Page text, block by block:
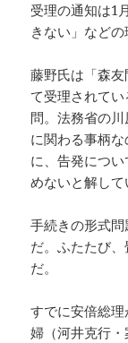
受理の通知は1
きない」などの
藤野氏は「森
て受理されて
問。法務省の
に関わる事柄
に、告発につ
めないと解して
手続きの形式
だ。ふたたび
だ。
すでに安倍総
婦（河井克行